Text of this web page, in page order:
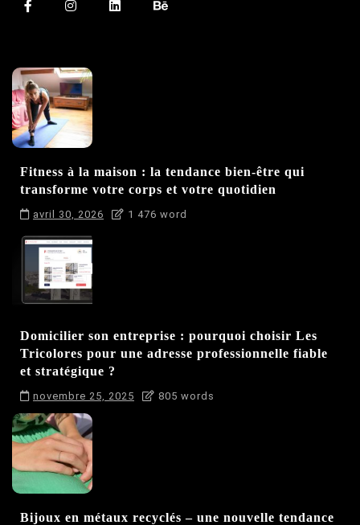
Fitness à la maison : la tendance bien-être qui
transforme votre corps et votre quotidien
avril 30, 2026 1 476 word
Domicilier son entreprise : pourquoi choisir Les
Tricolores pour une adresse professionnelle fiable
et stratégique ?
novembre 25, 2025 805 words
Bijoux en métaux recyclés – une nouvelle tendance